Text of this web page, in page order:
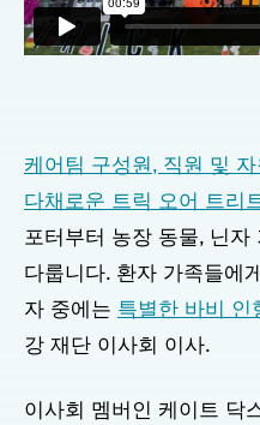
케어팀 구성원, 직원 및
다채로운 트릭 오어 트리
포터부터 농장 동물, 닌자
다룹니다. 환자 가족들에
자 중에는 특별한 바비 인
강 재단 이사회 이사.
이사회 멤버인 케이트 닥